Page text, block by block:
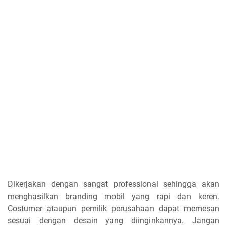
Dikerjakan dengan sangat professional sehingga akan
menghasilkan branding mobil yang rapi dan keren.
Costumer ataupun pemilik perusahaan dapat memesan
sesuai dengan desain yang diinginkannya. Jangan